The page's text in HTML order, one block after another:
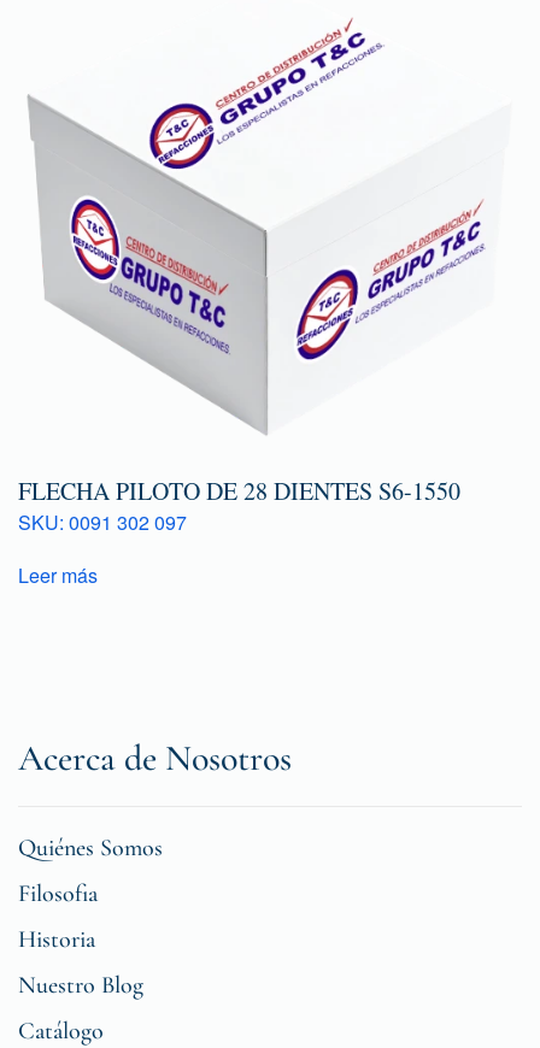
FLECHA PILOTO DE 28 DIENTES S6-1550
SKU: 0091 302 097
Leer más
Acerca de Nosotros
Quiénes Somos
Filosofia
Historia
Nuestro Blog
Catálogo